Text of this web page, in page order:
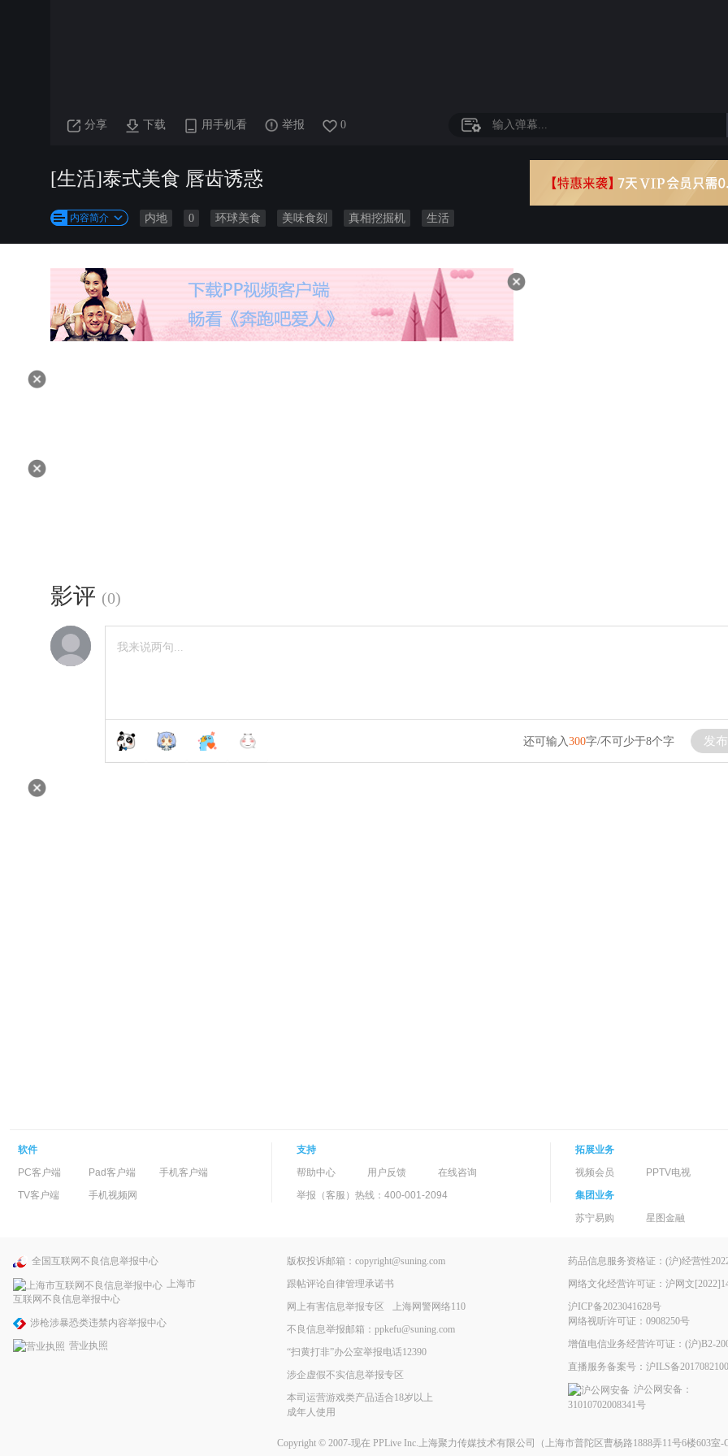
分享 下载 用手机看 举报 0
[生活]泰式美食 唇齿诱惑
内容简介 内地 0 环球美食 美味食刻 真相挖掘机 生活
影评 (0)
还可输入 300字/不可少于8个字 发
软件
PC客户端
Pad客户端
手机客户端
TV客户端
手机视频网
支持
帮助中心
用户反馈
在线咨询
举报（客服）热线：400-001-2094
拓展业务
视频会员
PPTV电视
集团业务
苏宁易购
星图金融
全国互联网不良信息举报中心
上海市
互联网不良信息举报中心
涉枪涉暴恐类违禁内容举报中心
营业执照
版权投诉邮箱：copyright@suning.com
跟帖评论自律管理承诺书
网上有害信息举报专区
上海网警网络110
不良信息举报邮箱：ppkefu@suning.com
“扫黄打非”办公室举报电话12390
涉企虚假不实信息举报专区
本司运营游戏类产品适合18岁以上
成年人使用
药品信息服务资格证：(沪)经营性
网络文化经营许可证：沪网文
沪ICP备2023041628号
网络视听许可证：0908250号
增值电信业务经营许可证：(沪)B2-
直播服务备案号：沪ILS备
沪公网安备：
31010702008341号
Copyright © 2007-现在 PPLive Inc.上海聚力传媒技术有限公司 （上海市普陀区曹杨路1888弄11号6楼603室-